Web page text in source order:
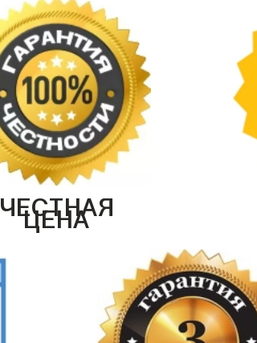
ЧЕСТНАЯ
ЦЕНА